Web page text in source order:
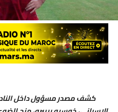
كشف مصدر مسؤول داخل